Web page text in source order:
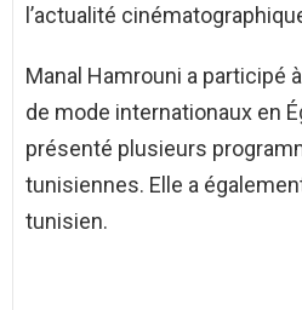
l’actualité
Manal Hamrouni a participé
de mode internationaux en
présenté plusieurs
tunisiennes. Elle a
tunisien.